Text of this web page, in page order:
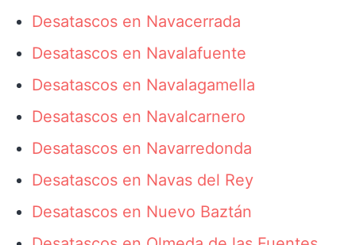
Desatascos en Navacerrada
Desatascos en Navalafuente
Desatascos en Navalagamella
Desatascos en Navalcarnero
Desatascos en Navarredonda
Desatascos en Navas del Rey
Desatascos en Nuevo Baztán